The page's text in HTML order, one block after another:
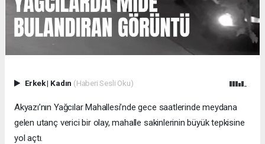
Erkek| Kadın (Haberi Sesli Oku)
Akyazı’nın Yağcılar Mahallesi’nde gece saatlerinde meydana
gelen utanç verici bir olay, mahalle sakinlerinin büyük tepkisine
yol açtı.